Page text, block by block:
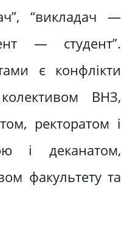
“викладач —
— студент”.
є конфлікти
ВНЗ,
ректоратом і
і деканатом,
факультету та